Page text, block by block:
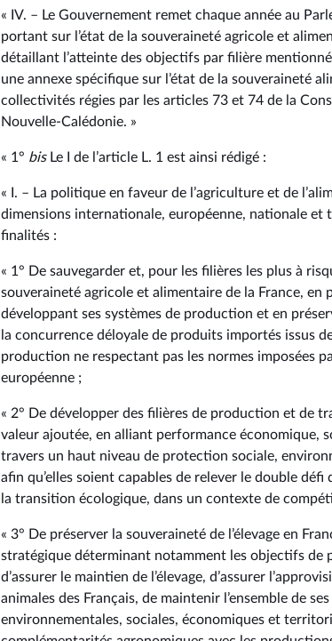
« IV. – Le Gouvernement remet chaque année au
portant sur l’état de la souveraineté agricole et
détaillant l’atteinte des objectifs par filière
une annexe spécifique sur l’état de la souveraineté
collectivités régies par les articles 73 et 74 de la
Nouvelle-Calédonie. »
« 1° bisLe I de l’article L. 1 est ainsi rédigé :
« I. – La politique en faveur de l’agriculture et de
dimensions internationale, européenne, nationale et
finalités :
« 1° De sauvegarder et, pour les filières les plus à
souveraineté agricole et alimentaire de la France, en
développant ses systèmes de production et en
la concurrence déloyale de produits importés issus
production ne respectant pas les normes imposées
européenne ;
« 2° De développer des filières de production et de
valeur ajoutée, en alliant performance économique,
travers un haut niveau de protection sociale,
afin qu’elles soient capables de relever le double
la transition écologique, dans un contexte de
« 3° De préserver la souveraineté de l’élevage en
stratégique déterminant notamment les objectifs de
d’assurer le maintien de l’élevage, d’assurer
animales des Français, de maintenir l’ensemble de
environnementales, sociales, économiques et